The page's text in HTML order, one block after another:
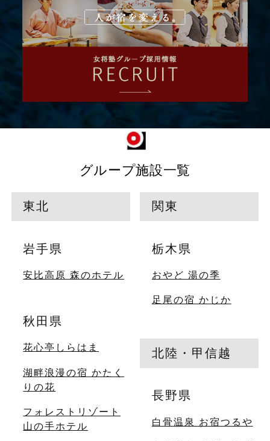
グループ施設一覧
東北
岩手県
安比高原 森のホテル
秋田県
花心亭しらはま
湖畔浪漫の宿 かたく
りの花
フォレストリゾート
山の手ホテル
関東
栃木県
おやど 湯の季
足尾の宿 かじか
北陸・甲信越
長野県
白骨温泉 お宿つるや